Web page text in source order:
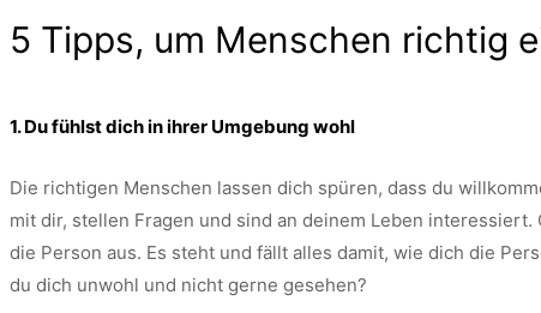
5 Tipps, um Menschen richtig
1. Du fühlst dich in ihrer Umgebung wohl
Die richtigen Menschen lassen dich spüren, dass du
mit dir, stellen Fragen und sind an deinem Leben
die Person aus. Es steht und fällt alles damit, wie dich die
du dich unwohl und nicht gerne gesehen?